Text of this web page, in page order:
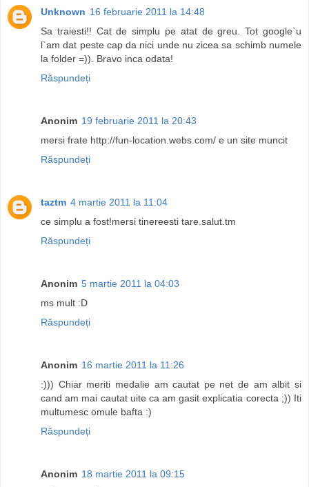
Unknown 16 februarie 2011 la 14:48
Sa traiesti!! Cat de simplu pe atat de greu. Tot google`u
l`am dat peste cap da nici unde nu zicea sa schimb numele
la folder =)). Bravo inca odata!
Răspundeți
Anonim 19 februarie 2011 la 20:43
mersi frate http://fun-location.webs.com/ e un site muncit
Răspundeți
taztm 4 martie 2011 la 11:04
ce simplu a fost!mersi tinereesti tare.salut.tm
Răspundeți
Anonim 5 martie 2011 la 04:03
ms mult :D
Răspundeți
Anonim 16 martie 2011 la 11:26
:))) Chiar meriti medalie am cautat pe net de am albit si
cand am mai cautat uite ca am gasit explicatia corecta ;)) Iti
multumesc omule bafta :)
Răspundeți
Anonim 18 martie 2011 la 09:15